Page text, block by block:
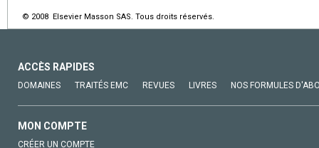
© 2008 Elsevier Masson SAS. Tous droits réservés.
ACCÈS RAPIDES
DOMAINES TRAITÉS EMC REVUES LIVRES NOS FORMULES
MON COMPTE
CRÉER UN COMPTE